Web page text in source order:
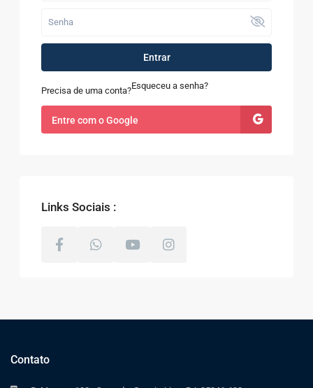
Entrar
Precisa de uma conta?Esqueceu a senha?
Entre com o Google
Links Sociais :
Contato